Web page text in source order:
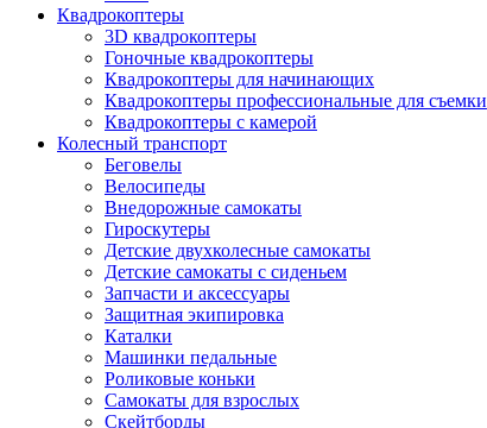
Квадрокоптеры
3D квадрокоптеры
Гоночные квадрокоптеры
Квадрокоптеры для начинающих
Квадрокоптеры профессиональные для съемки
Квадрокоптеры с камерой
Колесный транспорт
Беговелы
Велосипеды
Внедорожные самокаты
Гироскутеры
Детские двухколесные самокаты
Детские самокаты с сиденьем
Запчасти и аксессуары
Защитная экипировка
Каталки
Машинки педальные
Роликовые коньки
Самокаты для взрослых
Скейтборды